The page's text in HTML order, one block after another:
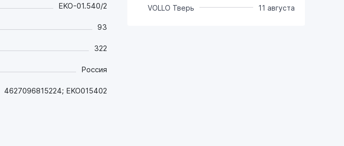
EKO-01.540/2
93
322
Россия
4627096815224; EKO015402
VOLLO Тверь
11 августа